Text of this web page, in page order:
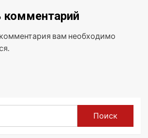
комментарий
вам необходимо
Поиск